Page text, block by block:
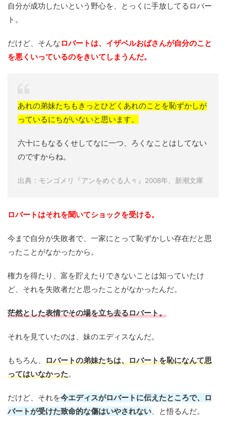
自分が成功したいという野心を、とっくに手放してるロバー
ト。
だけど、そんなロバートは、イザベルおばさんが自分のこと
を悪くいっているのをきいてしまうんだ。
あれの弟妹たちもきっとひどくあれのことを恥ずかしが
っているにちがいないと思います。
六十にもなるくせしてなに一つ、ろくなことはしてない
のですからね。
出典：モンゴメリ『アンをめぐる人々』2008年、新潮文庫
ロバートはそれを聞いてショックを受ける。
今まで自分が失敗者で、一家にとって恥ずかしい存在だと思
ったことがなかったから。
権力を得たり、富を貯えたりできないことは知っていたけ
ど、それを失敗者だと思ったことがなかったんだ。
茫然とした表情でその場を立ち去るロバート。
それを見ていたのは、妹のエディスなんだ。
もちろん、 ロバートの弟妹たちは、ロバートを恥になんて思
ってはいなかった。
だけど、それを今エディスがロバートに伝えたところで、ロ
バートが受けた致命的な傷はいやされない、と悟るんだ。